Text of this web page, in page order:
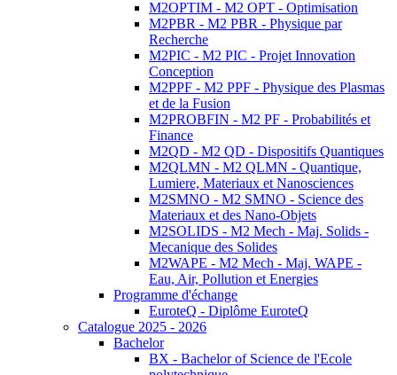
M2OPTIM - M2 OPT - Optimisation
M2PBR - M2 PBR - Physique par
Recherche
M2PIC - M2 PIC - Projet Innovation
Conception
M2PPF - M2 PPF - Physique des Plasmas
et de la Fusion
M2PROBFIN - M2 PF - Probabilités et
Finance
M2QD - M2 QD - Dispositifs Quantiques
M2QLMN - M2 QLMN - Quantique,
Lumiere, Materiaux et Nanosciences
M2SMNO - M2 SMNO - Science des
Materiaux et des Nano-Objets
M2SOLIDS - M2 Mech - Maj. Solids -
Mecanique des Solides
M2WAPE - M2 Mech - Maj. WAPE -
Eau, Air, Pollution et Energies
Programme d'échange
EuroteQ - Diplôme EuroteQ
Catalogue 2025 - 2026
Bachelor
BX - Bachelor of Science de l'Ecole